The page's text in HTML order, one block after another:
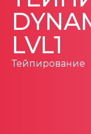
LVL1
Тейпирование